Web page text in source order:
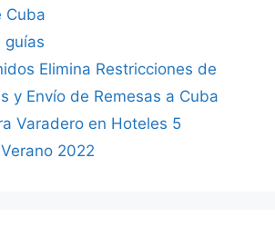
Cuba
guías
Elimina Restricciones de
y Envío de Remesas a Cuba
Varadero en Hoteles 5
2022